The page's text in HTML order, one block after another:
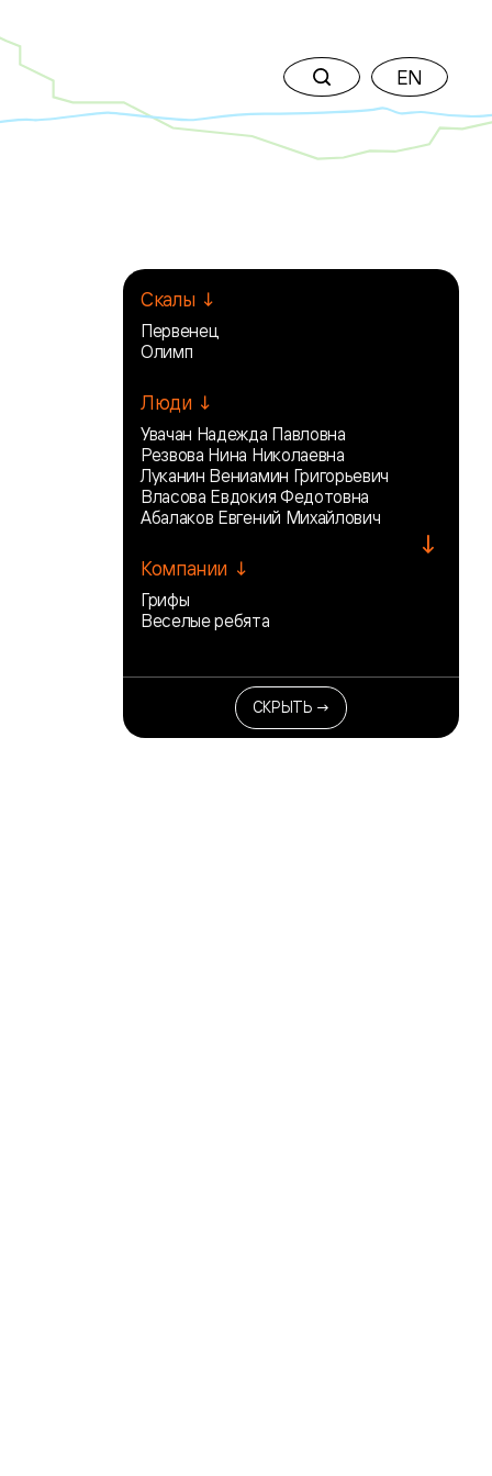
EN
Скалы ↓
Первенец
Олимп
Люди ↓
Увачан Надежда Павловна
Резвова Нина Николаевна
Луканин Вениамин Григорьевич
Власова Евдокия Федотовна
Абалаков Евгений Михайлович
↓
Компании ↓
Грифы
Веселые ребята
СКРЫТЬ →